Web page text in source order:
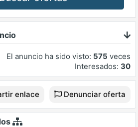
El anuncio ha sido visto: 575 veces
Interesados: 30
enlace Denunciar oferta